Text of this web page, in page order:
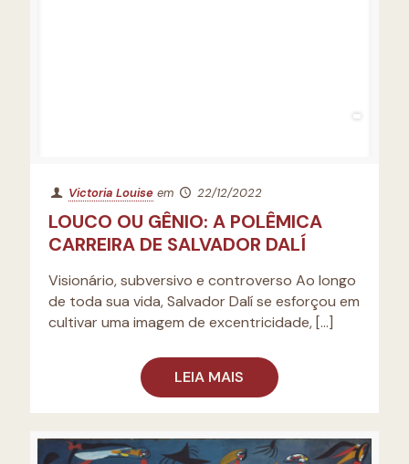
Victoria Louise em 22/12/2022
LOUCO OU GÊNIO: A POLÊMICA
CARREIRA DE SALVADOR DALÍ
Visionário, subversivo e controverso Ao longo
de toda sua vida, Salvador Dalí se esforçou em
cultivar uma imagem de excentricidade, […]
LEIA MAIS